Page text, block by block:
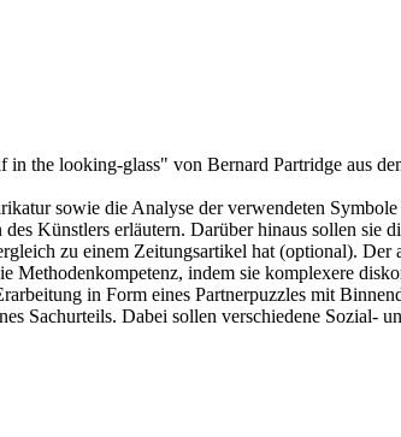
the looking-glass" von Bernard Partridge aus
sowie die Analyse der verwendeten
Künstlers erläutern. Darüber hinaus sollen
zu einem Zeitungsartikel hat (optional). Der
Methodenkompetenz, indem sie komplexere
in Form eines Partnerpuzzles mit
Sachurteils. Dabei sollen verschiedene